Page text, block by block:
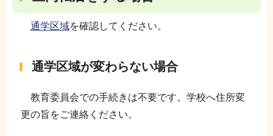
通学区域を確認してください。
通学区域が変わらない場合
教育委員会での手続きは不要です。学校へ住所変
更の旨をご連絡ください。